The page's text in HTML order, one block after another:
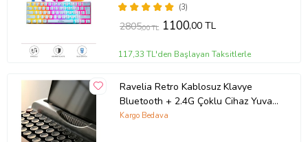
(3)
2805,00 TL 1100,00 TL
117,33 TL'den Başlayan Taksitlerle
Ravelia Retro Kablosuz Klavye
Bluetooth + 2.4G Çoklu Cihaz Yuvalı
Pembe Siyah
Kargo Bedava